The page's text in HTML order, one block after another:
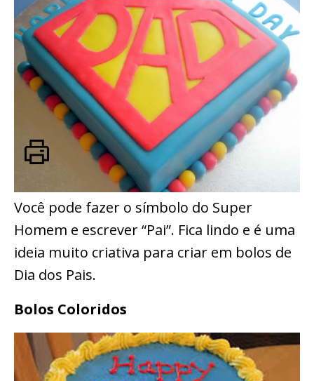
Você pode fazer o símbolo do Super
Homem e escrever “Pai”. Fica lindo e é uma
ideia muito criativa para criar em bolos de
Dia dos Pais.
Bolos Coloridos